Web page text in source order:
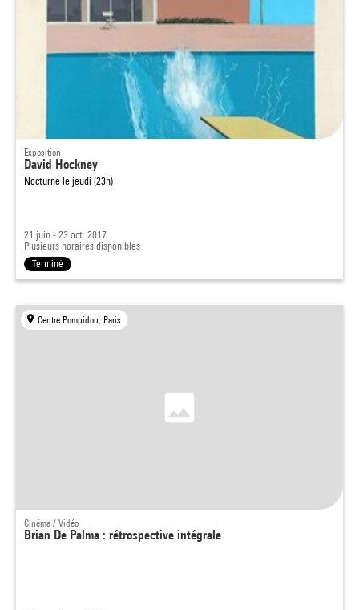
Exposition
David Hockney
Nocturne le jeudi (23h)
21 juin - 23 oct. 2017
Plusieurs horaires disponibles
Terminé
Centre Pompidou, Paris
Cinéma / Vidéo
Brian De Palma : rétrospective intégrale